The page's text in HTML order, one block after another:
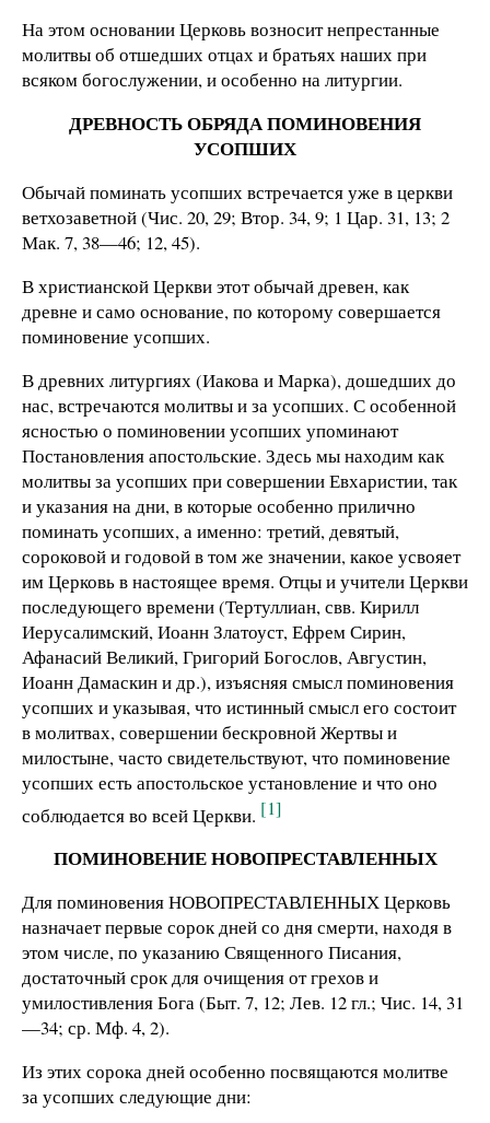
На этом основании Церковь возносит непрестанные
молитвы об отшедших отцах и братьях наших при
всяком богослужении, и особенно на литургии.
ДРЕВНОСТЬ ОБРЯДА ПОМИНОВЕНИЯ
УСОПШИХ
Обычай поминать усопших встречается уже в церкви
ветхозаветной (Чис. 20, 29; Втор. 34, 9; 1 Цар. 31, 13; 2
Мак. 7, 38—46; 12, 45).
В христианской Церкви этот обычай древен, как
древне и само основание, по которому совершается
поминовение усопших.
В древних литургиях (Иакова и Марка), дошедших до
нас, встречаются молитвы и за усопших. С особенной
ясностью о поминовении усопших упоминают
Постановления апостольские. Здесь мы находим как
молитвы за усопших при совершении Евхаристии, так
и указания на дни, в которые особенно прилично
поминать усопших, а именно: третий, девятый,
сороковой и годовой в том же значении, какое усвояет
им Церковь в настоящее время. Отцы и учители Церкви
последующего времени (Тертуллиан, свв. Кирилл
Иерусалимский, Иоанн Златоуст, Ефрем Сирин,
Афанасий Великий, Григорий Богослов, Августин,
Иоанн Дамаскин и др.), изъясняя смысл поминовения
усопших и указывая, что истинный смысл его состоит
в молитвах, совершении бескровной Жертвы и
милостыне, часто свидетельствуют, что поминовение
усопших есть апостольское установление и что оно
соблюдается во всей Церкви. [1]
ПОМИНОВЕНИЕ НОВОПРЕСТАВЛЕННЫХ
Для поминовения НОВОПРЕСТАВЛЕННЫХ Церковь
назначает первые сорок дней со дня смерти, находя в
этом числе, по указанию Священного Писания,
достаточный срок для очищения от грехов и
умилостивления Бога (Быт. 7, 12; Лев. 12 гл.; Чис. 14, 31
—34; ср. Мф. 4, 2).
Из этих сорока дней особенно посвящаются молитве
за усопших следующие дни: